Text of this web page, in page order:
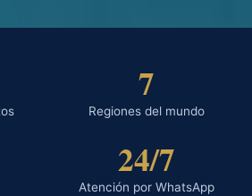
7
Regiones del mundo
24/7
Atención por WhatsApp